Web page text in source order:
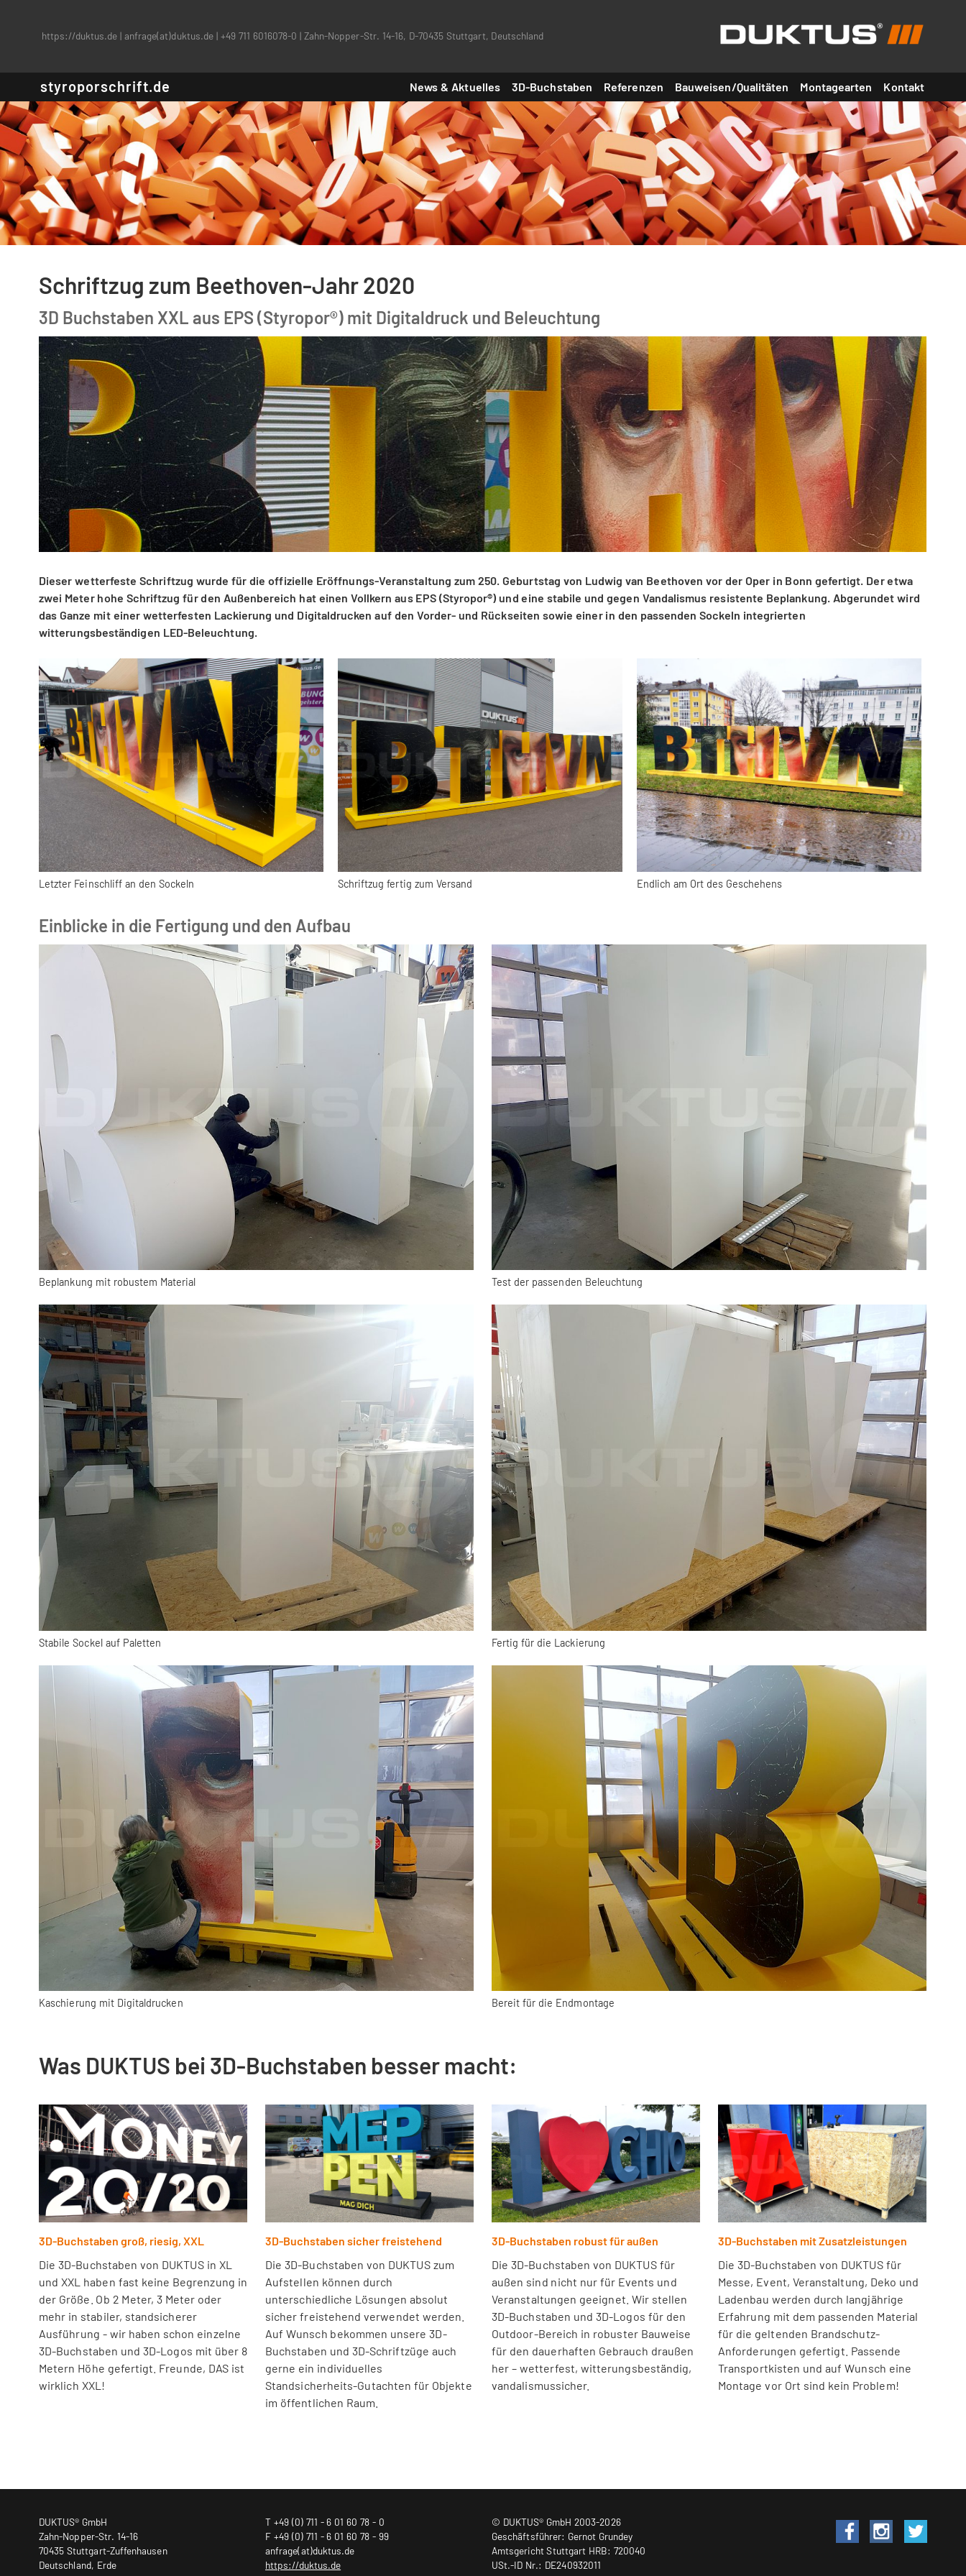
https://duktus.de | anfrage(at)duktus.de | +49 711 6016078-0 | Zahn-Nopper-Str. 14-16, D-70435 Stuttgart, Deutschland
styroporschrift.de News & Aktuelles 3D-Buchstaben Referenzen Bauweisen/Qualitäten Montagearten Kontakt
Schriftzug zum Beethoven-Jahr 2020
3D Buchstaben XXL aus EPS (Styropor®) mit Digitaldruck und Beleuchtung
Dieser wetterfeste Schriftzug wurde für die offizielle Eröffnungs-Veranstaltung zum 250. Geburtstag von Ludwig van Beethoven vor der Oper in Bonn gefertigt. Der etwa
zwei Meter hohe Schriftzug für den Außenbereich hat einen Vollkern aus EPS (Styropor®) und eine stabile und gegen Vandalismus resistente Beplankung. Abgerundet wird
das Ganze mit einer wetterfesten Lackierung und Digitaldrucken auf den Vorder- und Rückseiten sowie einer in den passenden Sockeln integrierten
witterungsbeständigen LED-Beleuchtung.
Letzter Feinschliff an den Sockeln Schriftzug fertig zum Versand Endlich am Ort des Geschehens
Einblicke in die Fertigung und den Aufbau
Beplankung mit robustem Material Test der passenden Beleuchtung
Stabile Sockel auf Paletten Fertig für die Lackierung
Kaschierung mit Digitaldrucken Bereit für die Endmontage
Was DUKTUS bei 3D-Buchstaben besser macht:
3D-Buchstaben groß, riesig, XXL
Die 3D-Buchstaben von DUKTUS in XL
und XXL haben fast keine Begrenzung in
der Größe. Ob 2 Meter, 3 Meter oder
mehr in stabiler, standsicherer
Ausführung - wir haben schon einzelne
3D-Buchstaben und 3D-Logos mit über 8
Metern Höhe gefertigt. Freunde, DAS ist
wirklich XXL!
3D-Buchstaben sicher freistehend
Die 3D-Buchstaben von DUKTUS zum
Aufstellen können durch
unterschiedliche Lösungen absolut
sicher freistehend verwendet werden.
Auf Wunsch bekommen unsere 3D-
Buchstaben und 3D-Schriftzüge auch
gerne ein individuelles
Standsicherheits-Gutachten für Objekte
im öffentlichen Raum.
3D-Buchstaben robust für außen
Die 3D-Buchstaben von DUKTUS für
außen sind nicht nur für Events und
Veranstaltungen geeignet. Wir stellen
3D-Buchstaben und 3D-Logos für den
Outdoor-Bereich in robuster Bauweise
für den dauerhaften Gebrauch draußen
her – wetterfest, witterungsbeständig,
vandalismussicher.
3D-Buchstaben mit Zusatzleistungen
Die 3D-Buchstaben von DUKTUS für
Messe, Event, Veranstaltung, Deko und
Ladenbau werden durch langjährige
Erfahrung mit dem passenden Material
für die geltenden Brandschutz-
Anforderungen gefertigt. Passende
Transportkisten und auf Wunsch eine
Montage vor Ort sind kein Problem!
DUKTUS® GmbH
Zahn-Nopper-Str. 14-16
70435 Stuttgart-Zuffenhausen
Deutschland, Erde
T +49 (0) 711 - 6 01 60 78 - 0
F +49 (0) 711 - 6 01 60 78 - 99
anfrage(at)duktus.de
https://duktus.de
© DUKTUS® GmbH 2003-2026
Geschäftsführer: Gernot Grundey
Amtsgericht Stuttgart HRB: 720040
USt.-ID Nr.: DE240932011